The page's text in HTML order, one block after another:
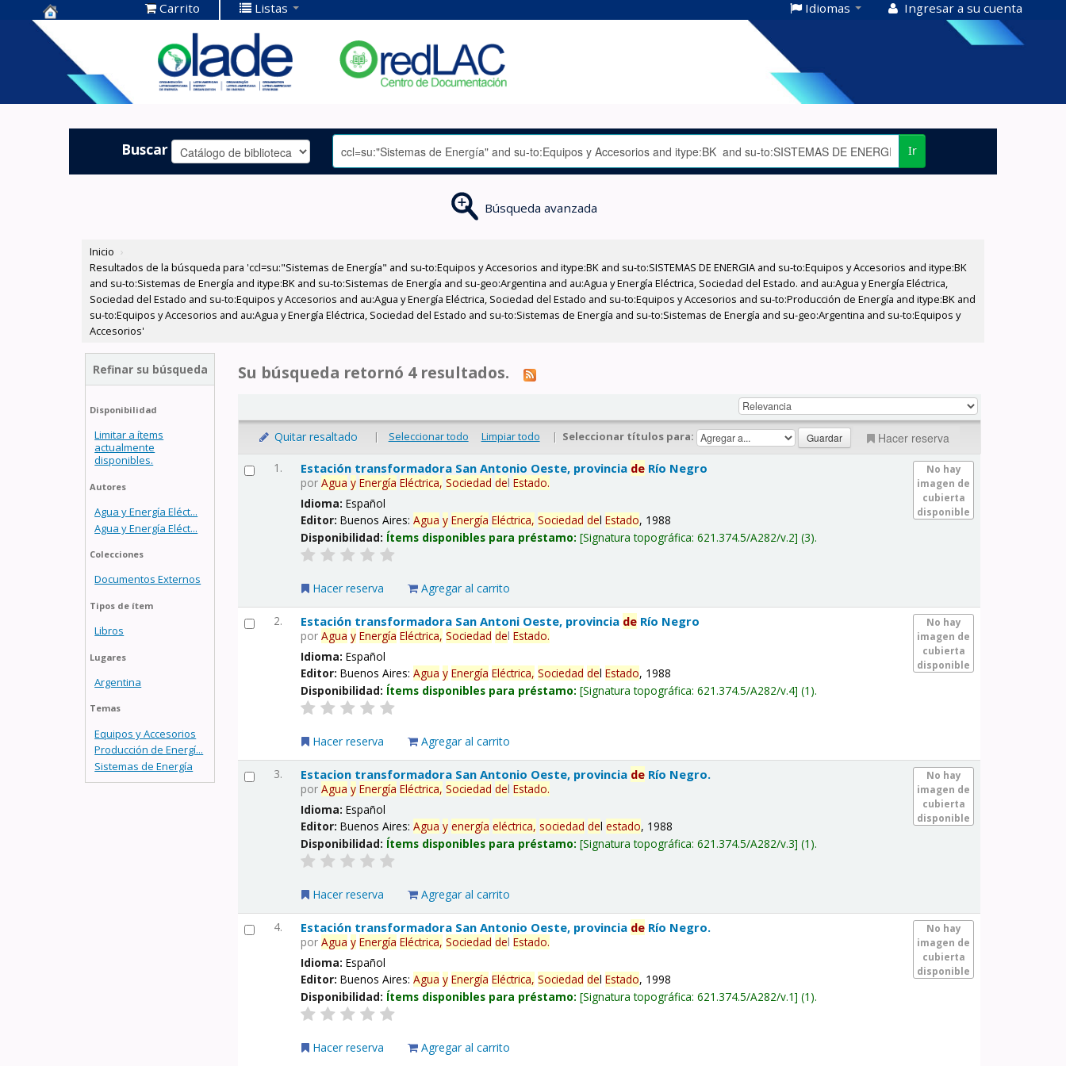
Centro de
Documentación
OLADE -
Carrito Listas Idiomas Ingresar a su cuenta
Buscar Ir
Búsqueda avanzada
Inicio ›
Resultados de la búsqueda para 'ccl=su:"Sistemas de Energía" and su-to:Equipos y Accesorios and itype:BK and su-to:SISTEMAS DE ENERGIA and su-to:Equipos y Accesorios and itype:BK
and su-to:Sistemas de Energía and itype:BK and su-to:Sistemas de Energía and su-geo:Argentina and au:Agua y Energía Eléctrica, Sociedad del Estado. and au:Agua y Energía Eléctrica,
Sociedad del Estado and su-to:Equipos y Accesorios and au:Agua y Energía Eléctrica, Sociedad del Estado and su-to:Equipos y Accesorios and su-to:Producción de Energía and itype:BK and
su-to:Equipos y Accesorios and au:Agua y Energía Eléctrica, Sociedad del Estado and su-to:Sistemas de Energía and su-to:Sistemas de Energía and su-geo:Argentina and su-to:Equipos y
Accesorios'
Refinar su búsqueda
Disponibilidad
Limitar a ítems
actualmente
disponibles.
Autores
Agua y Energía Eléct...
Agua y Energía Eléct...
Colecciones
Documentos Externos
Tipos de ítem
Libros
Lugares
Argentina
Temas
Equipos y Accesorios
Producción de Energí...
Sistemas de Energía
Su búsqueda retornó 4 resultados.
Quitar resaltado | Seleccionar todo Limpiar todo | Seleccionar títulos para: Hacer reserva
1.
No hay
imagen de
cubierta
disponible
Estación transformadora San Antonio Oeste, provincia de Río Negro
porAgua y Energía Eléctrica, Sociedad delEstado.
Idioma:Español
Editor:Buenos Aires:Agua y Energía Eléctrica, Sociedad delEstado, 1988
Disponibilidad: Ítems disponibles para préstamo: Signatura topográfica:621.374.5/A282/v.2 (3).
Hacer reserva Agregar al carrito
2.
No hay
imagen de
cubierta
disponible
Estación transformadora San Antoni Oeste, provincia de Río Negro
porAgua y Energía Eléctrica, Sociedad delEstado.
Idioma:Español
Editor:Buenos Aires:Agua y Energía Eléctrica, Sociedad delEstado, 1988
Disponibilidad: Ítems disponibles para préstamo: Signatura topográfica:621.374.5/A282/v.4 (1).
Hacer reserva Agregar al carrito
3.
No hay
imagen de
cubierta
disponible
Estacion transformadora San Antonio Oeste, provincia de Río Negro.
porAgua y Energía Eléctrica, Sociedad delEstado.
Idioma:Español
Editor:Buenos Aires:Agua y energía eléctrica, sociedad delestado, 1988
Disponibilidad: Ítems disponibles para préstamo: Signatura topográfica:621.374.5/A282/v.3 (1).
Hacer reserva Agregar al carrito
4.
No hay
imagen de
cubierta
disponible
Estación transformadora San Antonio Oeste, provincia de Río Negro.
porAgua y Energía Eléctrica, Sociedad delEstado.
Idioma:Español
Editor:Buenos Aires:Agua y Energía Eléctrica, Sociedad delEstado, 1998
Disponibilidad: Ítems disponibles para préstamo: Signatura topográfica:621.374.5/A282/v.1 (1).
Hacer reserva Agregar al carrito